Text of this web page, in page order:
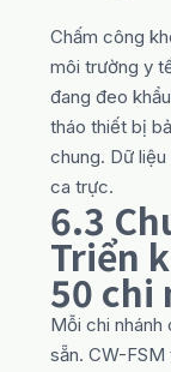
Chấm công
môi trường y
đang đeo
tháo thiết bị
chung. Dữ
ca trực.
6.3
Triển
50 chi
Mỗi chi
sẵn. CW-FSM